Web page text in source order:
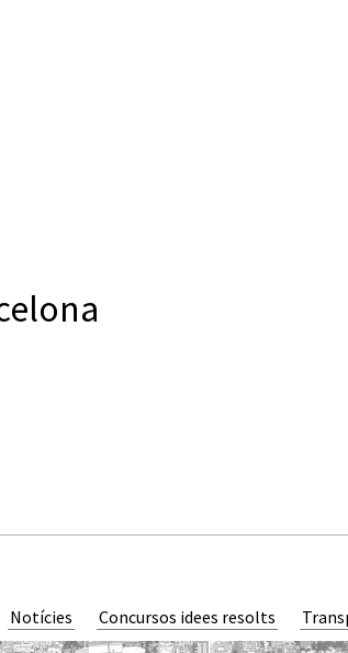
Notícies Concursos idees resolts